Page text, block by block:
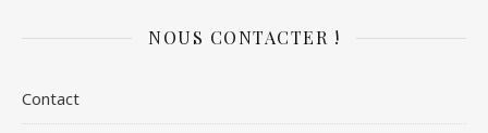
NOUS CONTACTER !
Contact